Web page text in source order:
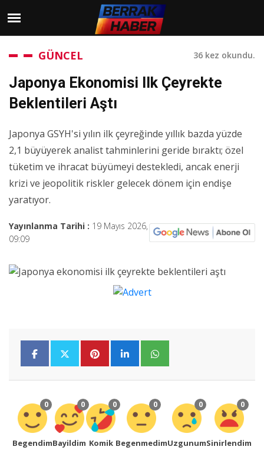
GÜNCEL 36 kez okundu.
Japonya Ekonomisi Ilk Çeyrekte
Beklentileri Aştı
Japonya GSYH'si yılın ilk çeyreğinde yıllık bazda yüzde
2,1 büyüyerek analist tahminlerini geride bıraktı; özel
tüketim ve ihracat büyümeyi destekledi, ancak enerji
krizi ve jeopolitik riskler gelecek dönem için endişe
yaratıyor.
Yayınlanma Tarihi : 19 Mayıs 2026,
09:09
0
Begendim
0
Bayildim
0
Komik
0
Begenmedim
0
Uzgunum
0
Sinirlendim